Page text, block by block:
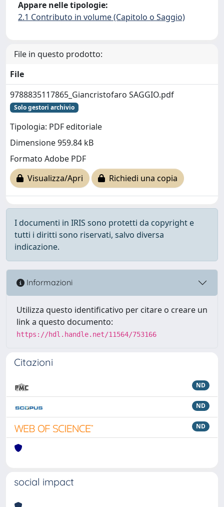
Appare nelle tipologie:
2.1 Contributo in volume (Capitolo o Saggio)
File in questo prodotto:
File
9788835117865_Giancristofaro SAGGIO.pdf
Solo gestori archivio
Tipologia: PDF editoriale
Dimensione 959.84 kB
Formato Adobe PDF
Visualizza/Apri
Richiedi una copia
I documenti in IRIS sono protetti da copyright e
tutti i diritti sono riservati, salvo diversa
indicazione.
Informazioni
Utilizza questo identificativo per citare o creare un
link a questo documento:
https://hdl.handle.net/11564/753166
Citazioni
ND
ND
ND
social impact